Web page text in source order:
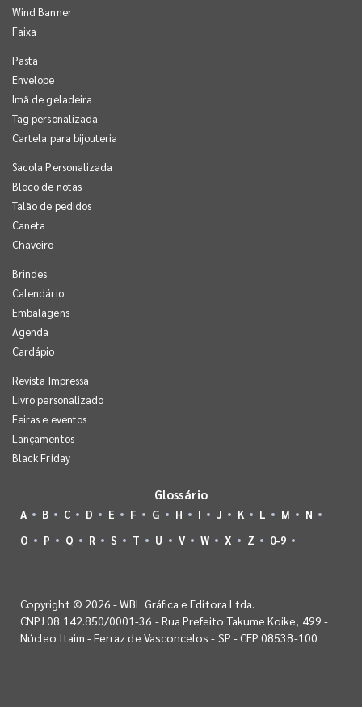
Wind Banner
Faixa
Pasta
Envelope
Imã de geladeira
Tag personalizada
Cartela para bijouteria
Sacola Personalizada
Bloco de notas
Talão de pedidos
Caneta
Chaveiro
Brindes
Calendário
Embalagens
Agenda
Cardápio
Revista Impressa
Livro personalizado
Feiras e eventos
Lançamentos
Black Friday
Glossário
A B C D E F G H I J K L M
N
O
P Q R S T U V W X Z 0-9
Copyright © 2026 - WBL Gráfica e Editora Ltda.
CNPJ 08.142.850/0001-36 - Rua Prefeito Takume Koike, 499 -
Núcleo Itaim - Ferraz de Vasconcelos - SP - CEP 08538-100